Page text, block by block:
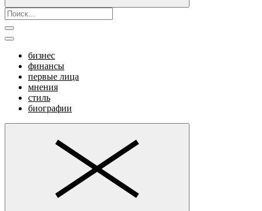
бизнес
финансы
первые лица
мнения
стиль
биографии